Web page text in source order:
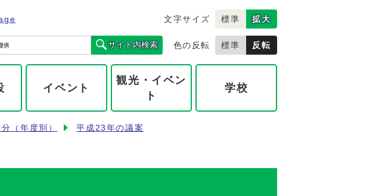
文字サイズ 標準 拡大
サイト内検索 色の反転 標準 反転
イベント
観光・イベン
ト
学校
（年度別） 平成23年の議案